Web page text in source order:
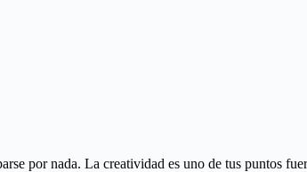
por nada. La creatividad es uno de tus puntos